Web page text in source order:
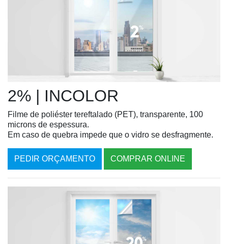
2% | INCOLOR
Filme de poliéster tereftalado (PET), transparente, 100
microns de espessura.
Em caso de quebra impede que o vidro se desfragmente.
PEDIR ORÇAMENTO COMPRAR ONLINE